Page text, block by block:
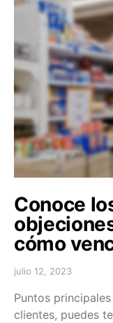
Conoce
cómo
julio 12, 2023
Puntos
clientes, puedes